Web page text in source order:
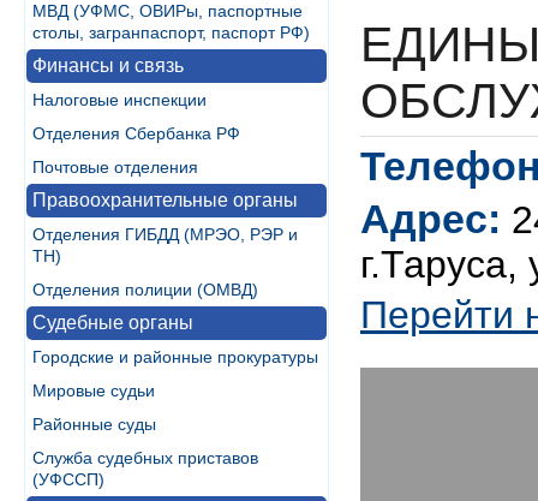
МВД (УФМС, ОВИРы, паспортные
столы, загранпаспорт, паспорт РФ)
Финансы и связь
Налоговые инспекции
Отделения Сбербанка РФ
Почтовые отделения
Правоохранительные органы
Отделения ГИБДД (МРЭО, РЭР и
ТН)
Отделения полиции (ОМВД)
Судебные органы
Городские и районные прокуратуры
Мировые судьи
Районные суды
Служба судебных приставов
(УФССП)
Адрес:
Перейти